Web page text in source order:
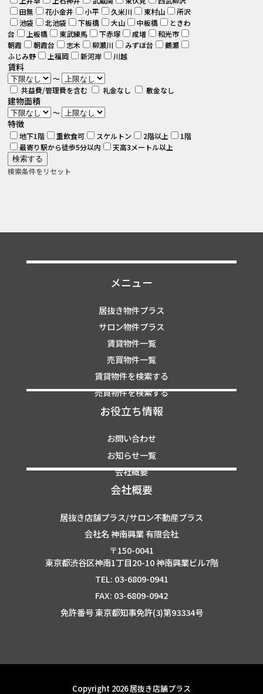
田無
花小金井 小平 久米川 東村山
所沢
池袋
北池袋 下板橋 大山 中板橋
ときわ
台
上板橋 東武練馬 下赤塚 成増
和光市
朝霞
朝霞台 志木 柳瀬川 みずほ台
鶴瀬
ふじみ野
上福岡 新河岸 川越
賃料
～
共益費/管理費を含む
礼金なし 敷金なし
建物面積
～
特徴
地下1階 重飲食可 スケルトン 2階以上
1階
最寄り駅から徒歩5分以内
天高3メートル以上
検索条件をリセット
メニュー
居抜き物件プラス
サロン物件プラス
賃貸物件一覧
売買物件一覧
賃貸物件を検索する
売買物件を検索する
お役立ち情報
お問い合わせ
お知らせ一覧
会社概要
会社概要
居抜き店舗プラス/サロン不動産プラス
会社名 神南興業 有限会社
〒150-0041
東京都渋谷区神南1丁目20-10 神南興業ビル7階
TEL: 03-6809-0941
FAX: 03-6809-0942
免許番号 東京都知事免許(3)第93334号
Copyright 2026 居抜き店舗プラス